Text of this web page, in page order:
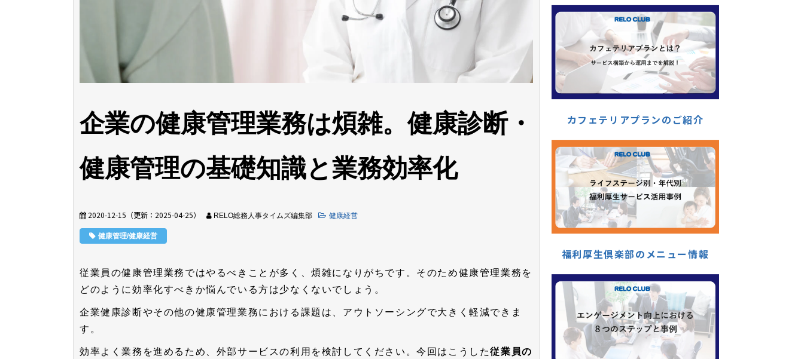
企業の健康管理業務は煩雑。健康診断・
健康管理の基礎知識と業務効率化
2020-12-15 （更新： 2025-04-25） RELO総務人事タイムズ編集部 健康経営
健康管理/健康経営
従業員の健康管理業務ではやるべきことが多く、煩雑になりがちです。そのため健康管理業務を
どのように効率化すべきか悩んでいる方は少なくないでしょう。
企業健康診断やその他の健康管理業務における課題は、アウトソーシングで大きく軽減できま
す。
効率よく業務を進めるため、外部サービスの利用を検討してください。今回はこうした従業員の
カフェテリアプランのご紹介
福利厚生倶楽部のメニュー情報